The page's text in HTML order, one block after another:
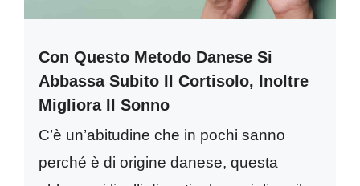
Con Questo Metodo Danese Si
Abbassa Subito Il Cortisolo, Inoltre
Migliora Il Sonno
C’è un’abitudine che in pochi sanno
perché è di origine danese, questa